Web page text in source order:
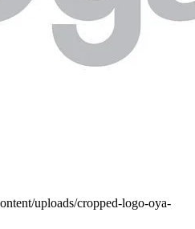
uploads/cropped-logo-oya-